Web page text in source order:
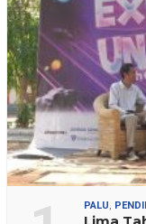
PALU,
Lima